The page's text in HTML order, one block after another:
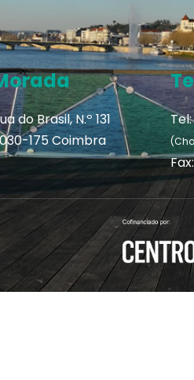
do Brasil, N.º 131
175 Coimbra